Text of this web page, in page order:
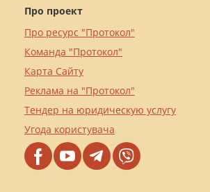
Про проект
Про ресурс "Протокол"
Команда "Протокол"
Карта Сайту
Реклама на "Протокол"
Тендер на юридическую услугу
Угода користувача